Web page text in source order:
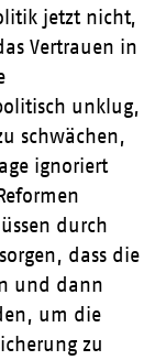
jetzt nicht,
Vertrauen in
unklug,
schwächen,
ignoriert
durch
dass die
und dann
um die
zu